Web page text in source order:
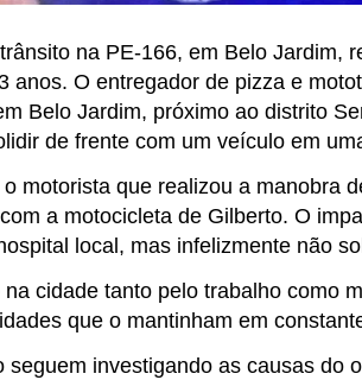
na PE-166, em Belo Jardim,
anos. O entregador de pizza e
Belo Jardim, próximo ao distrito
de frente com um veículo em
motorista que realizou a manobra
a motocicleta de Gilberto. O
local, mas infelizmente não
cidade tanto pelo trabalho como
que o mantinham em
seguem investigando as causas do